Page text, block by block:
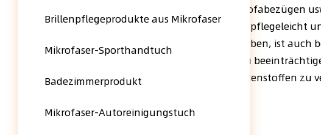
kann auch zu Vorhängen, Bettwäsche, Sofabezügen
Gleichzeitig ist Inselseidenstoff auch sehr pflegeleicht
Obwohl Inselseidenstoffe viele Vorteile haben, ist auch
Textur und den Glanz des Stoffes nicht zu
zum Waschen und Trocknen von Inselseidenstoffen zu
Brillenpflegeprodukte aus Mikrofaser
Mikrofaser-Sporthandtuch
Badezimmerprodukt
Mikrofaser-Autoreinigungstuch